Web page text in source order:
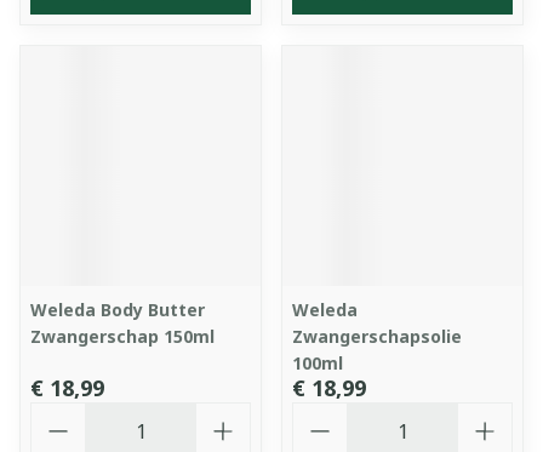
Weleda Body Butter
Zwangerschap 150ml
€ 18,99
Weleda
Zwangerschapsolie
100ml
€ 18,99